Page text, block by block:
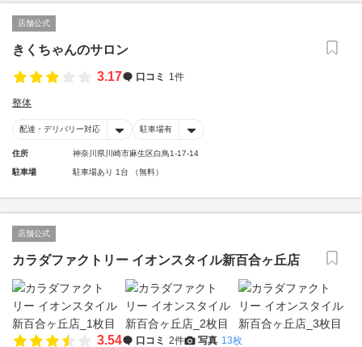
店舗公式
きくちゃんのサロン
3.17
口コミ 1件
整体
配達・デリバリー対応 駐車場有
住所 神奈川県川崎市麻生区白鳥1-17-14
駐車場 駐車場あり 1台 （無料）
店舗公式
カラダファクトリー イオンスタイル新百合ヶ丘店
3.54 口コミ 2件 写真 13枚